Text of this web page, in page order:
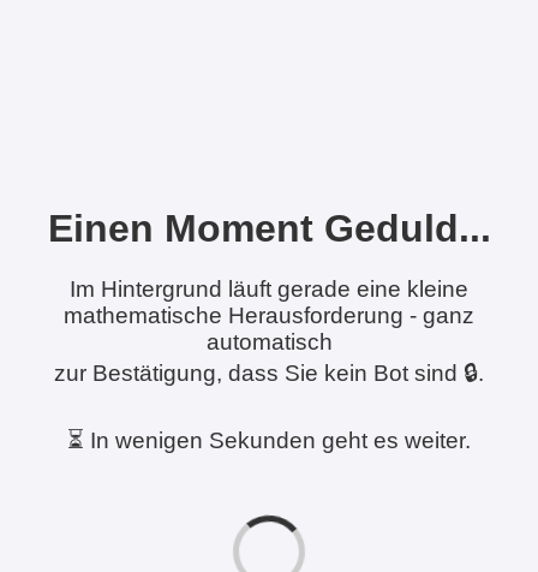
Einen Moment Geduld...
Im Hintergrund läuft gerade eine kleine
mathematische Herausforderung - ganz
automatisch
zur Bestätigung, dass Sie kein Bot sind 🔒.
⏳ In wenigen Sekunden geht es weiter.